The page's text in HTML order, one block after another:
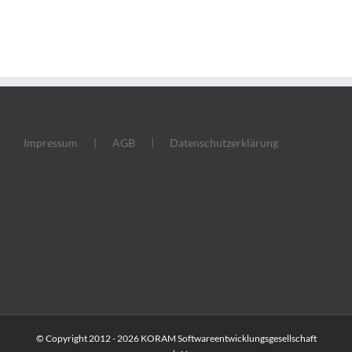
Impressum AGB Datenschutzerklärung
© Copyright 2012 -2026 KORAM Softwareentwicklungsgesellschaft